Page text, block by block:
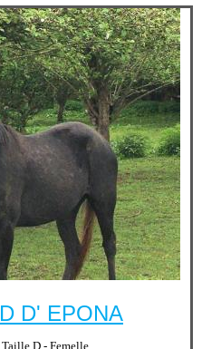
D' EPONA
D - Femelle